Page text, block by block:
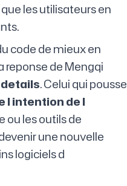
les utilisateurs en
code de mieux en
reponse de Mengqi
. Celui qui pousse
l intention de l
ou les outils de
une nouvelle
logiciels d